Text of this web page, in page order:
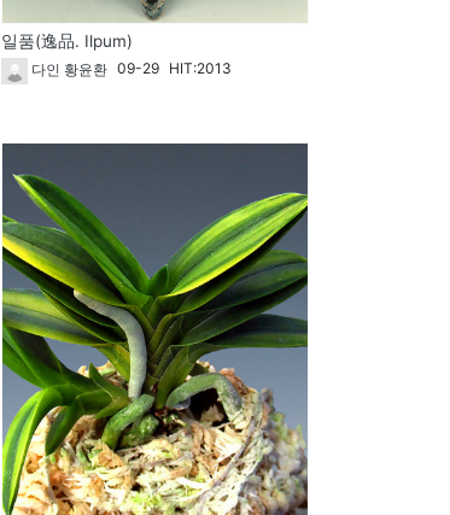
일품(逸品. Ilpum)
다인 황윤환 09-29 HIT:2013